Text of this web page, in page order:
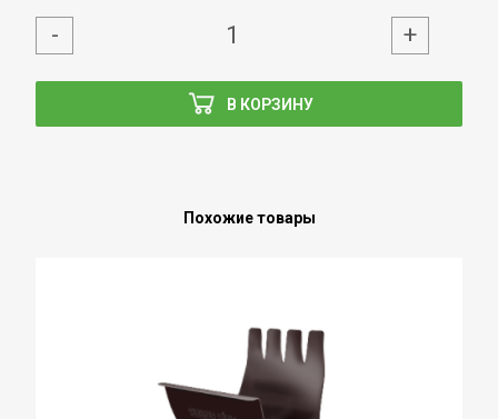
В КОРЗИНУ
- +
Похожие товары